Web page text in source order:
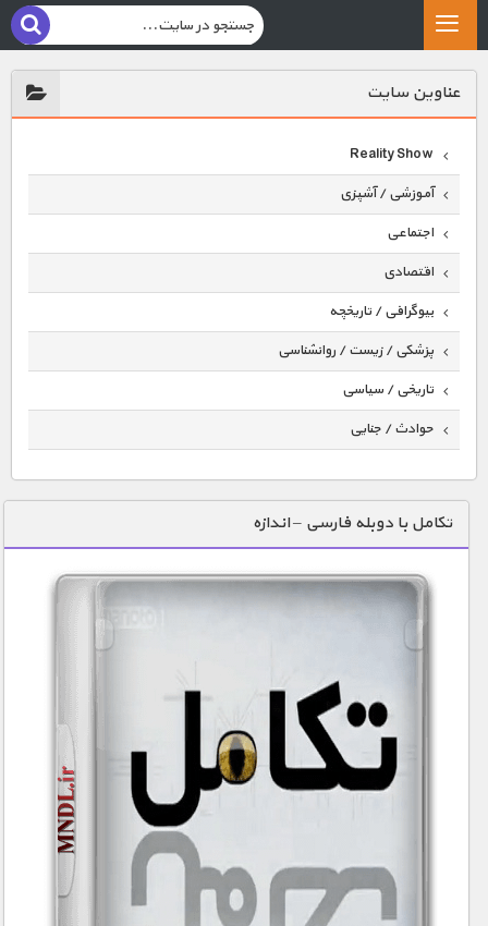
عناوين سايت
Reality Show
آموزشی / آشپزی
اجتماعی
اقتصادی
بیوگرافی / تاریخچه
پزشکی / زیست / روانشناسی
تاریخی / سیاسی
حوادث / جنایی
دنیای خوراکی ها
زمین شناسی / محیط زیست
سازه/ معماری/ مهندسی
سرگرمی
علم و فناوری
فرهنگ / هنر
تکامل با دوبله فارسی – اندازه